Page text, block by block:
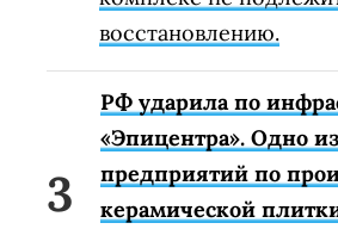
восстановлению.
РФ ударила по
«Эпицентра». Одно
предприятий по
керамической